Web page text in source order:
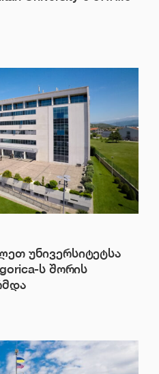
უნივერსიტეტსა
ს შორის